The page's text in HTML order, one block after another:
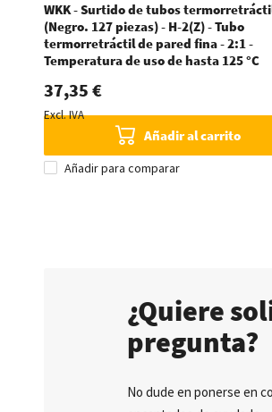
WKK - Surtido de tubos
(Negro. 127 piezas) - H-2(Z) - Tubo
termorretráctil de pared fina - 2:1 -
Temperatura de uso de hasta 125 °C
37,35 €
Excl. IVA
Añadir al carrito
Añadir para comparar
¿Quiere
pregunta?
No dude en ponerse en